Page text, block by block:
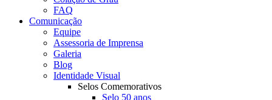
FAQ
Comunicação
Equipe
Assessoria de Imprensa
Galeria
Blog
Identidade Visual
Selos Comemorativos
Selo 50 anos